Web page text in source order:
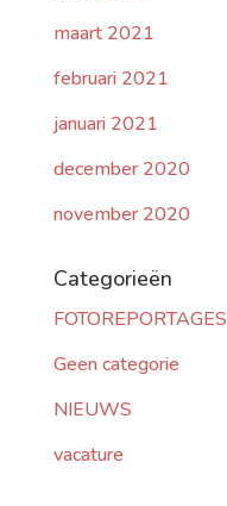
maart 2021
februari 2021
januari 2021
december 2020
november 2020
Categorieën
FOTOREPORTAGES
Geen categorie
NIEUWS
vacature